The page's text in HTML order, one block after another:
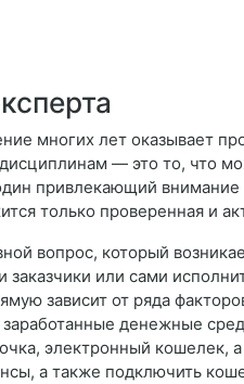
многих лет оказывает
— это то, что
привлекающий внимание
только проверенная и
вопрос, который
заказчики или сами
зависит от ряда
денежные
электронный кошелек,
а также подключить